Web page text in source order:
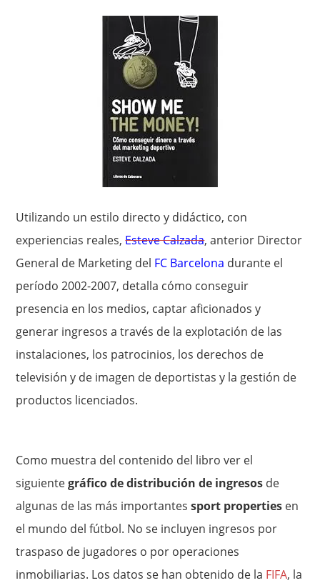
Utilizando un estilo directo y didáctico, con
experiencias reales,Esteve Calzada, anterior Director
General de Marketing del FC Barcelona durante el
período 2002-2007, detalla cómo conseguir
presencia en los medios, captar aficionados y
generar ingresos a través de la explotación de las
instalaciones, los patrocinios, los derechos de
televisión y de imagen de deportistas y la gestión de
productos licenciados.
Como muestra del contenido del libro ver el
siguientegráfico de distribución de ingresos de
algunas de las más importantessport properties en
el mundo del fútbol. No se incluyen ingresos por
traspaso de jugadores o por operaciones
inmobiliarias. Los datos se han obtenido de la FIFA, la